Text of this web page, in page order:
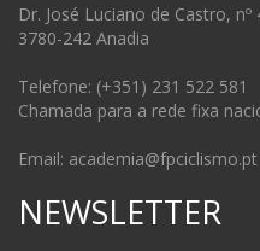
Dr. José Luciano de Castro, nº
3780-242 Anadia
Telefone: (+351) 231 522 581
Chamada para a rede fixa
Email: academia@fpciclismo.pt
NEWSLETTER